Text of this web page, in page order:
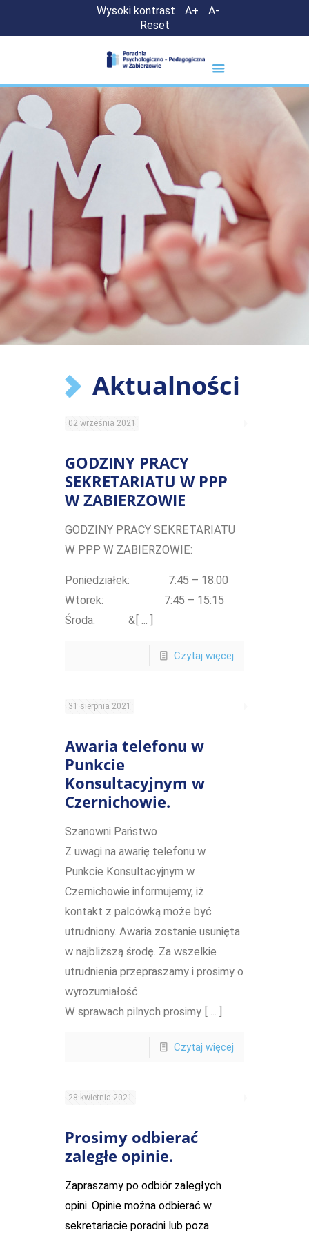
Wysoki kontrast A+
A-
Reset
Aktualności
02 września 2021
GODZINY PRACY
SEKRETARIATU W PPP
W ZABIERZOWIE
GODZINY PRACY SEKRETARIATU
W PPP W ZABIERZOWIE:
Poniedziałek: 7:45 – 18:00
Wtorek: 7:45 – 15:15
Środa: &[ ... ]
Czytaj więcej
31 sierpnia 2021
Awaria telefonu w
Punkcie
Konsultacyjnym w
Czernichowie.
Szanowni Państwo
Z uwagi na awarię telefonu w
Punkcie Konsultacyjnym w
Czernichowie informujemy, iż
kontakt z palcówką może być
utrudniony. Awaria zostanie usunięta
w najbliższą środę. Za wszelkie
utrudnienia przepraszamy i prosimy o
wyrozumiałość.
W sprawach pilnych prosimy [ ... ]
Czytaj więcej
28 kwietnia 2021
Prosimy odbierać
zaległe opinie.
Zapraszamy po odbiór zaległych
opini. Opinie można odbierać w
sekretariacie poradni lub poza